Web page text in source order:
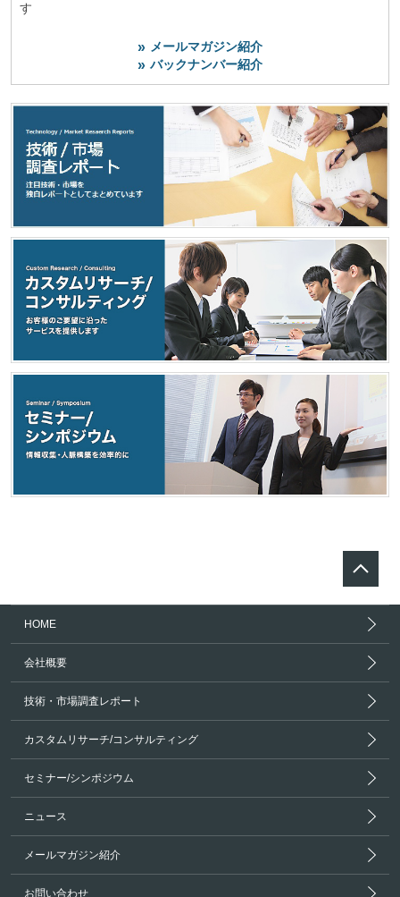
す
メールマガジン紹介
バックナンバー紹介
HOME
会社概要
技術・市場調査レポート
カスタムリサーチ/コンサルティング
セミナー/シンポジウム
ニュース
メールマガジン紹介
お問い合わせ